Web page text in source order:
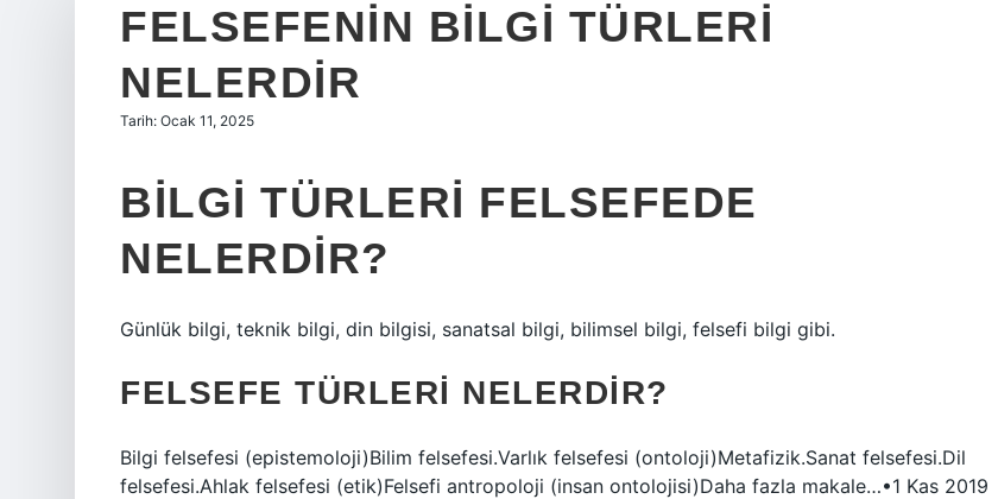
FELSEFENIN BILGI TÜRLERI
NELERDIR
Tarih: Ocak 11, 2025
BILGI TÜRLERI FELSEFEDE
NELERDIR?
Günlük bilgi, teknik bilgi, din bilgisi, sanatsal bilgi, bilimsel bilgi, felsefi bilgi gibi.
FELSEFE TÜRLERI NELERDIR?
Bilgi felsefesi (epistemoloji)Bilim felsefesi.Varlık felsefesi (ontoloji)Metafizik.Sanat felsefesi.Dil
felsefesi.Ahlak felsefesi (etik)Felsefi antropoloji (insan ontolojisi)Daha fazla makale…•1 Kas 2019